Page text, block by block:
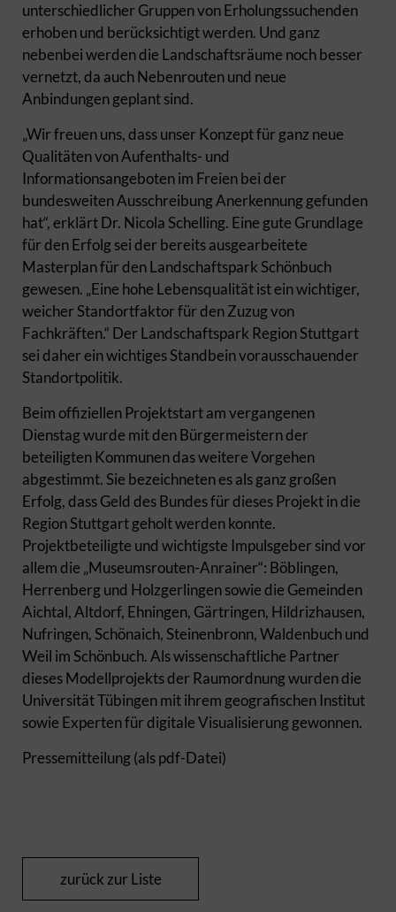
unterschiedlicher Gruppen von Erholungssuchenden
erhoben und berücksichtigt werden. Und ganz
nebenbei werden die Landschaftsräume noch besser
vernetzt, da auch Nebenrouten und neue
Anbindungen geplant sind.
„Wir freuen uns, dass unser Konzept für ganz neue
Qualitäten von Aufenthalts- und
Informationsangeboten im Freien bei der
bundesweiten Ausschreibung Anerkennung gefunden
hat“, erklärt Dr. Nicola Schelling. Eine gute Grundlage
für den Erfolg sei der bereits ausgearbeitete
Masterplan für den Landschaftspark Schönbuch
gewesen. „Eine hohe Lebensqualität ist ein wichtiger,
weicher Standortfaktor für den Zuzug von
Fachkräften.“ Der Landschaftspark Region Stuttgart
sei daher ein wichtiges Standbein vorausschauender
Standortpolitik.
Beim offiziellen Projektstart am vergangenen
Dienstag wurde mit den Bürgermeistern der
beteiligten Kommunen das weitere Vorgehen
abgestimmt. Sie bezeichneten es als ganz großen
Erfolg, dass Geld des Bundes für dieses Projekt in die
Region Stuttgart geholt werden konnte.
Projektbeteiligte und wichtigste Impulsgeber sind vor
allem die „Museumsrouten-Anrainer“: Böblingen,
Herrenberg und Holzgerlingen sowie die Gemeinden
Aichtal, Altdorf, Ehningen, Gärtringen, Hildrizhausen,
Nufringen, Schönaich, Steinenbronn, Waldenbuch und
Weil im Schönbuch. Als wissenschaftliche Partner
dieses Modellprojekts der Raumordnung wurden die
Universität Tübingen mit ihrem geografischen Institut
sowie Experten für digitale Visualisierung gewonnen.
Pressemitteilung (als pdf-Datei)
zurück zur Liste